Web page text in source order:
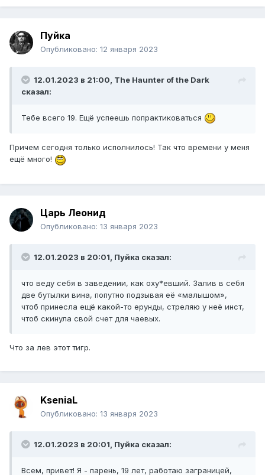
Пуйка
Опубликовано: 12 января 2023
12.01.2023 в 21:00, The Haunter of the Dark
сказал:
Тебе всего 19. Ещё успеешь попрактиковаться
Причем сегодня только исполнилось! Так что времени у меня
ещё много!
Царь Леонид
Опубликовано: 13 января 2023
12.01.2023 в 20:01, Пуйка сказал:
что веду себя в заведении, как оху*евший. Залив в себя
две бутылки вина, попутно подзывая её «малышом»,
чтоб принесла ещё какой-то ерунды, стреляю у неё инст,
чтоб скинула свой счет для чаевых.
Что за лев этот тигр.
KseniaL
Опубликовано: 13 января 2023
12.01.2023 в 20:01, Пуйка сказал:
Всем, привет! Я - парень, 19 лет, работаю заграницей,